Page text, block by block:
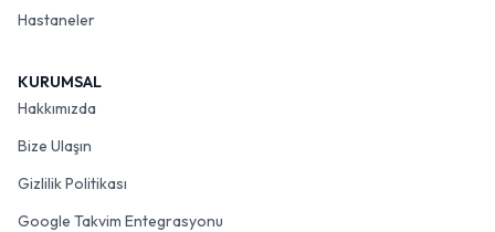
Hastaneler
KURUMSAL
Hakkımızda
Bize Ulaşın
Gizlilik Politikası
Google Takvim Entegrasyonu